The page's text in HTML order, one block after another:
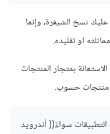
نسخ الشيفرة، وإنما
او تقليده.
بمتجار المنتجات
منتجات حسوب.
سواءً(( أندرويد